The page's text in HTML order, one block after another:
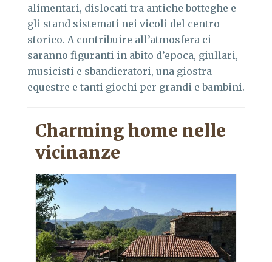
alimentari, dislocati tra antiche botteghe e
gli stand sistemati nei vicoli del centro
storico. A contribuire all’atmosfera ci
saranno figuranti in abito d’epoca, giullari,
musicisti e sbandieratori, una giostra
equestre e tanti giochi per grandi e bambini.
Charming home nelle
vicinanze